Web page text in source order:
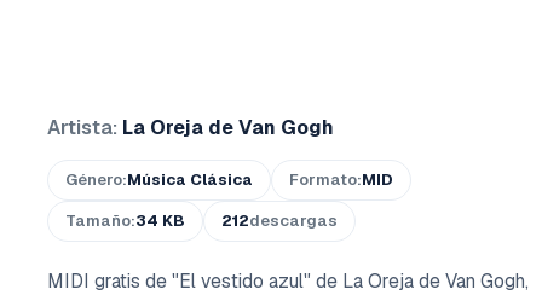
Artista: La Oreja de Van Gogh
Género:Música Clásica Formato:MID
Tamaño:34 KB 212descargas
MIDI gratis de "El vestido azul" de La Oreja de Van Gogh,